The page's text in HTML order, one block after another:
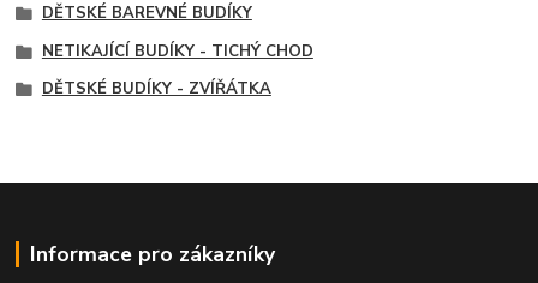
DĚTSKÉ BAREVNÉ BUDÍKY
NETIKAJÍCÍ BUDÍKY - TICHÝ CHOD
DĚTSKÉ BUDÍKY - ZVÍŘÁTKA
Informace pro zákazníky